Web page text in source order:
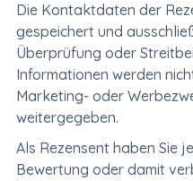
Die Kontaktdaten der
gespeichert und
Überprüfung oder
Informationen werden
Marketing- oder
weitergegeben.
Als Rezensent haben Sie
Bewertung oder damit